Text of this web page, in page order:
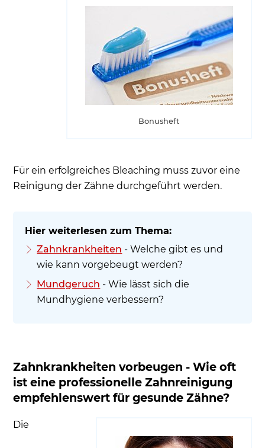
Bonusheft
Für ein erfolgreiches Bleaching muss zuvor eine
Reinigung der Zähne durchgeführt werden.
Zahnkrankheiten - Welche gibt es und
wie kann vorgebeugt werden?
Mundgeruch - Wie lässt sich die
Mundhygiene verbessern?
Zahnkrankheiten vorbeugen - Wie oft
ist eine professionelle Zahnreinigung
empfehlenswert für gesunde Zähne?
Die